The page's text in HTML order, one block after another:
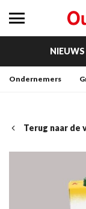
NIEUWS
Ondernemers
Terug naar de